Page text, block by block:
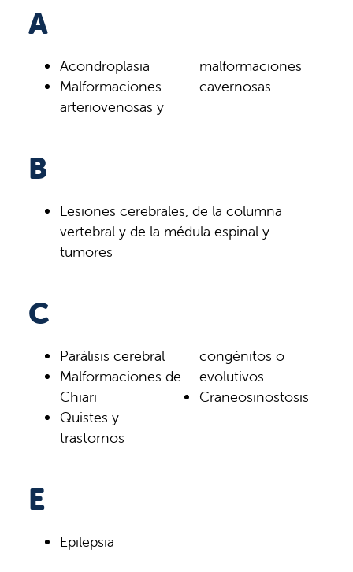
A
Acondroplasia
Malformaciones
arteriovenosas y
malformaciones
cavernosas
B
Lesiones cerebrales, de la columna
vertebral y de la médula espinal y
tumores
C
Parálisis cerebral
Malformaciones de
Chiari
Quistes y
trastornos
congénitos o
evolutivos
Craneosinostosis
E
Epilepsia